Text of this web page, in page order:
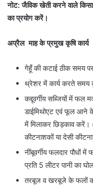
नोट: जैविक खेती करने वाले
का प्रयोग करें।
अप्रैल माह के प्रमुख कृषि कार्य
गेहूँ की कटाई ठीक समय
थ्रेशर में कार्य करते
कद्दूवर्गीय सब्जियों में
डाईमिथोएट एवं फूल आने के
में मिलाकर छिड़काव
कीटनाशकों या देसी
नींबूवर्गीय फलदार पौधों
प्रति 5 लीटर पानी का
तरबूज व खरबूजे के फलों